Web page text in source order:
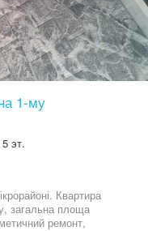
1-му
эт.
Квартира
загальна площа
ремонт,